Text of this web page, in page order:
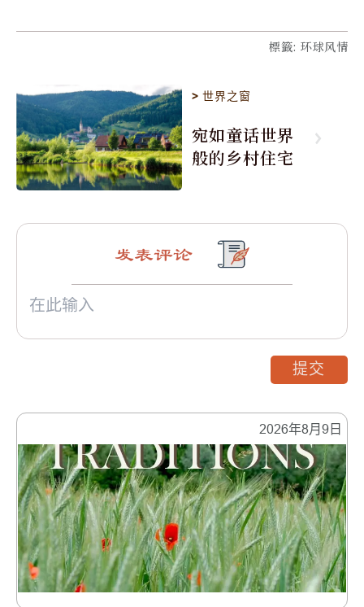
標籤: 环球风情
>世界之窗
宛如童话世界
般的乡村住宅
2026年8月9日
发表评论
提交